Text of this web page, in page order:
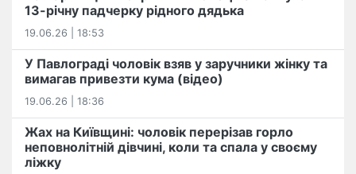
13-річну падчерку рідного дядька
19.06.26 | 18:53
У Павлограді чоловік взяв у заручники жінку та
вимагав привезти кума (відео)
19.06.26 | 18:36
Жах на Київщині: чоловік перерізав горло
неповнолітній дівчині, коли та спала у своєму
ліжку